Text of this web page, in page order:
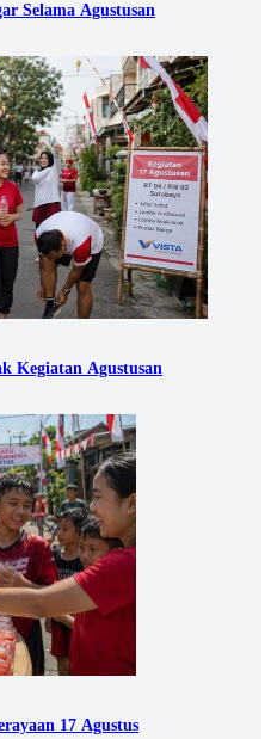
Selama Agustusan
Kegiatan Agustusan
17 Agustus